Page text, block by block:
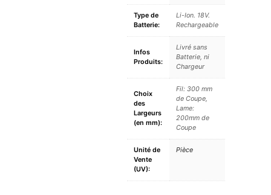
Type de
Batterie:
Li-Ion. 18V.
Rechargeable
Infos
Produits:
Livré sans
Batterie, ni
Chargeur
Choix
des
Largeurs
(en mm):
Fil: 300 mm
de Coupe,
Lame:
200mm de
Coupe
Unité de
Vente
(UV):
Pièce